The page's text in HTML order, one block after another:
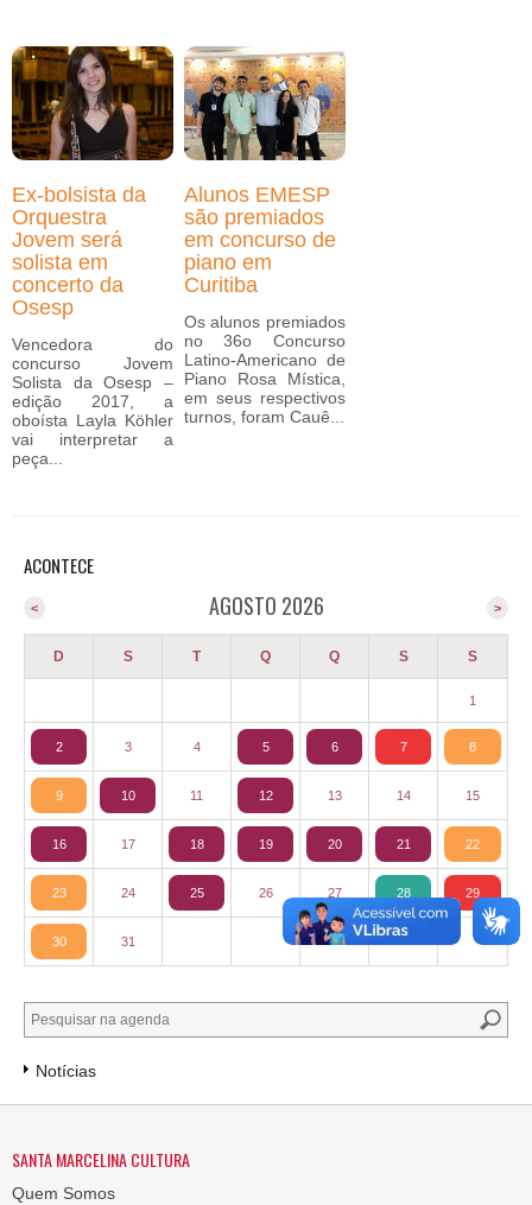
Ex-bolsista da
Orquestra
Jovem será
solista em
concerto da
Osesp
Vencedora do
concurso Jovem
Solista da Osesp –
edição 2017, a
oboísta Layla Köhler
vai interpretar a
peça...
Alunos EMESP
são premiados
em concurso de
piano em
Curitiba
Os alunos premiados
no 36o Concurso
Latino-Americano de
Piano Rosa Mística,
em seus respectivos
turnos, foram Cauê...
ACONTECE
AGOSTO 2026 >
<
D S T Q Q S S
1
2 3 4 5 6 7 8
9 10 11 12 13 14 15
16 17 18 19 20 21 22
23 24 25 26 27 28 29
30 31
Notícias
SANTA MARCELINA CULTURA
Quem Somos